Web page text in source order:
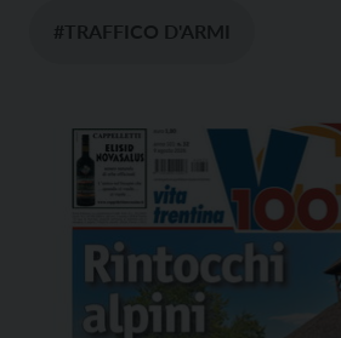
#TRAFFICO D'ARMI